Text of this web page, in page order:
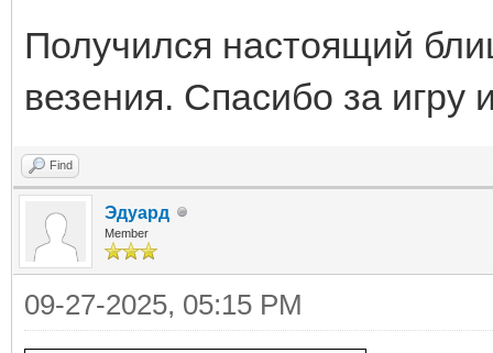
Получился настоящий
везения. Спасибо за игру
Find
Эдуард
Member
09-27-2025, 05:15 PM